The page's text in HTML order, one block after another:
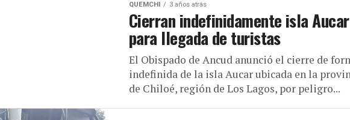
QUEMCHI 3 años atrás
Cierran indefinidamente isla Aucar
para llegada de turistas
El Obispado de Ancud anunció el cierre de
indefinida de la isla Aucar ubicada en la
de Chiloé, región de Los Lagos, por peligro...